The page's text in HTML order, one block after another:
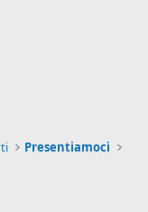
Presentiamoci